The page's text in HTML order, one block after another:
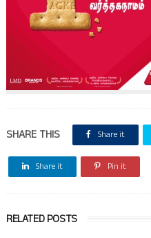
SHARE THIS Share it
Share it Pin it
RELATED POSTS